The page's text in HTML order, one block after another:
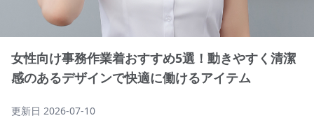
女性向け事務作業着おすすめ5選！動きやすく清潔
感のあるデザインで快適に働けるアイテム
更新日 2026-07-10